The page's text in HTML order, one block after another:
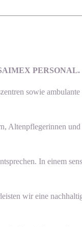
PERSONAL.
sowie
Altenpflegerinnen
In einem
wir eine